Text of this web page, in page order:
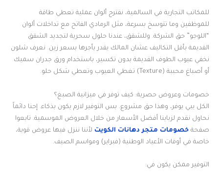
للمكاتب التجارية في السالمية، نقترح ألوان عملية تعطي طاقة
للموظفين وما تتوسخ بسرعة، مثل الرمادي الفاتح مع تداخلات ألوان
“اللوجو” حق الشركة. وللشقق، عندنا حلول سحرية لتجديد الشقق
القديمة بأقل التكاليف عشان المالك يقدر يأجرها بسعر زين. نعرف شلون
نخفي عيوب الطوف القديمة بدون تكسير، باستخدام ورق جدران سميك
أو أصباغ محببة (Texture) تغطي العيوب وتعطي شكل حلو.
خصومات وعروض حصرية: كيف توفر في ميزانية الصبغ؟
الكل يبي يوفر، وهذا حق مشروع. بس التوفير لازم يكون بذكاء. إحنا دائماً
نحاول نقدم لزباينا أفضل الأسعار من خلال العروض الموسمية. تابعوا
صفحة خصومات متجر دهانات الكويت لأننا ننزل فيها عروض قوية،
خاصة في أوقات الأعياد الوطنية (فبراير) ومواسم الصيف.
التوفير ممكن يكون في: